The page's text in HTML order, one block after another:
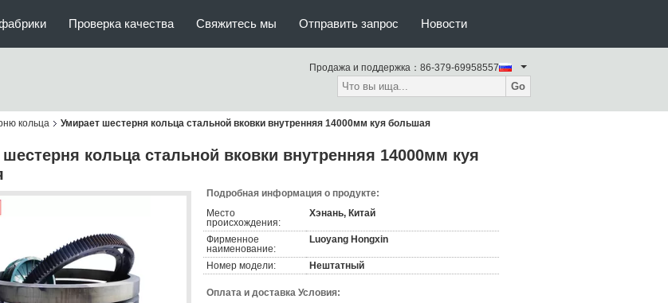
Проверка качества Свяжитесь мы Отправить запрос Новости
Продажа и поддержка： 86-379-69958557
Go
кольца Умирает шестерня кольца стальной вковки внутренняя 14000мм куя большая
кольца стальной вковки внутренняя 14000мм куя
Подробная информация о продукте:
Место
происхождения:
Хэнань, Китай
Фирменное
наименование:
Luoyang Hongxin
Номер модели: Нештатный
Оплата и доставка Условия: